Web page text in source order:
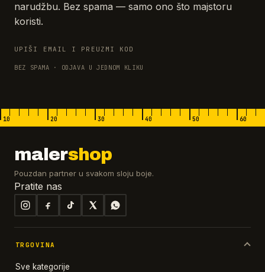
narudžbu. Bez spama — samo ono što majstoru
koristi.
UPIŠI EMAIL I PREUZMI KOD
BEZ SPAMA · ODJAVA U JEDNOM KLIKU
10 20 30 40 50 60
malershop
Pouzdan partner u svakom sloju boje.
Pratite nas
TRGOVINA
Sve kategorije